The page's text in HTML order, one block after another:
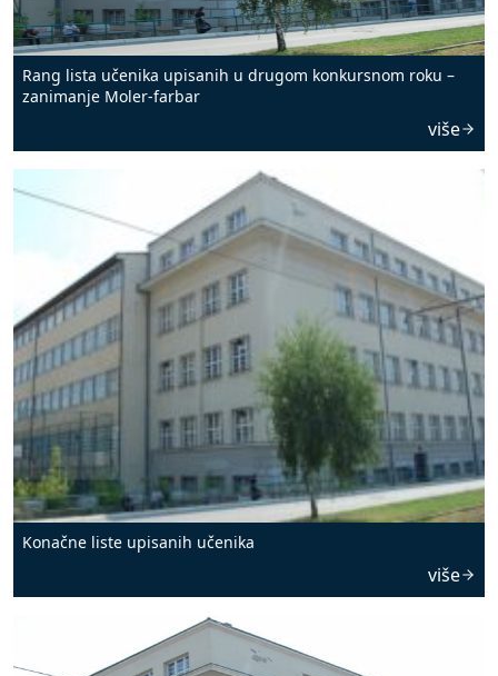
Rang lista učenika upisanih u drugom konkursnom roku –
zanimanje Moler-farbar
više
Konačne liste upisanih učenika
više